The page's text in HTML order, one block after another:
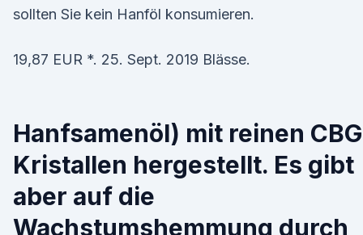
sollten Sie kein Hanföl konsumieren.
19,87 EUR *. 25. Sept. 2019 Blässe.
Hanfsamenöl) mit reinen
Kristallen hergestellt. Es gibt
aber auf die
Wachstumshemmung durch